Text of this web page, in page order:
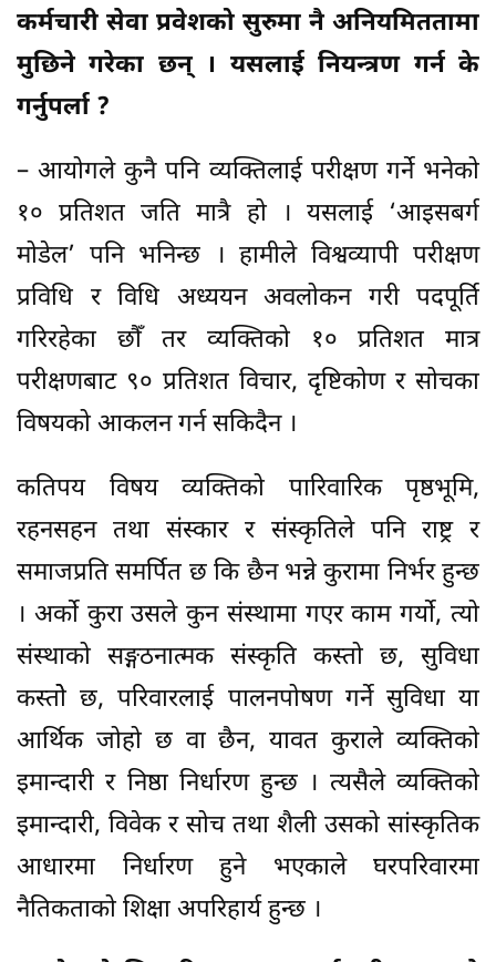
कर्मचारी सेवा प्रवेशको सुरुमा नै अनियमिततामा
मुछिने गरेका छन् । यसलाई नियन्त्रण गर्न के
गर्नुपर्ला ?
– आयोगले कुनै पनि व्यक्तिलाई परीक्षण गर्ने भनेको
१० प्रतिशत जति मात्रै हो । यसलाई ‘आइसबर्ग
मोडेल’ पनि भनिन्छ । हामीले विश्वव्यापी परीक्षण
प्रविधि र विधि अध्ययन अवलोकन गरी पदपूर्ति
गरिरहेका छौँ तर व्यक्तिको १० प्रतिशत मात्र
परीक्षणबाट ९० प्रतिशत विचार, दृष्टिकोण र सोचका
विषयको आकलन गर्न सकिदैन ।
कतिपय विषय व्यक्तिको पारिवारिक पृष्ठभूमि,
रहनसहन तथा संस्कार र संस्कृतिले पनि राष्ट्र र
समाजप्रति समर्पित छ कि छैन भन्ने कुरामा निर्भर हुन्छ
। अर्काे कुरा उसले कुन संस्थामा गएर काम गर्यो, त्यो
संस्थाको सङ्गठनात्मक संस्कृति कस्तो छ, सुविधा
कस्तोे छ, परिवारलाई पालनपोषण गर्ने सुविधा या
आर्थिक जोहो छ वा छैन, यावत कुराले व्यक्तिको
इमान्दारी र निष्ठा निर्धारण हुन्छ । त्यसैले व्यक्तिको
इमान्दारी, विवेक र सोच तथा शैली उसको सांस्कृतिक
आधारमा निर्धारण हुने भएकाले घरपरिवारमा
नैतिकताको शिक्षा अपरिहार्य हुन्छ ।